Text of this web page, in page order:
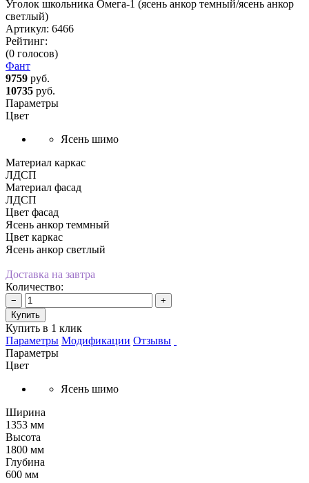
Уголок школьника Омега-1 (ясень анкор темный/ясень анкор
светлый)
Артикул: 6466
Рейтинг:
(0 голосов)
Фант
9759 руб.
10735 руб.
Параметры
Цвет
Ясень шимо
Материал каркас
ЛДСП
Материал фасад
ЛДСП
Цвет фасад
Ясень анкор теммный
Цвет каркас
Ясень анкор светлый
Доставка на завтра
Количество:
−
+
Купить
Купить в 1 клик
Параметры Модификации Отзывы
Параметры
Цвет
Ясень шимо
Ширина
1353 мм
Высота
1800 мм
Глубина
600 мм